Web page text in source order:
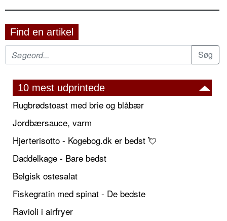
Find en artikel
10 mest udprintede
Rugbrødstoast med brie og blåbær
Jordbærsauce, varm
Hjerterisotto - Kogebog.dk er bedst 💘
Daddelkage - Bare bedst
Belgisk ostesalat
Fiskegratin med spinat - De bedste
Ravioli i airfryer